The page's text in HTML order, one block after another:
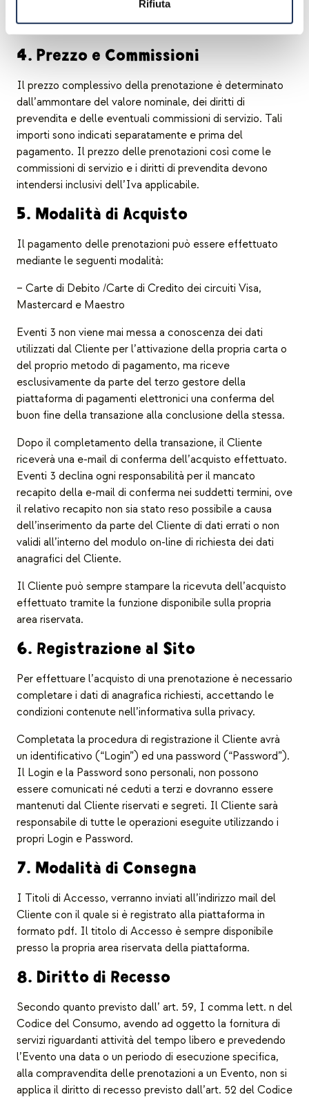
Rifiuta
Autorità, potrà in qualsiasi momento annullare una
prenotazione
4. Prezzo e Commissioni
Il prezzo complessivo della prenotazione è determinato
dall’ammontare del valore nominale, dei diritti di
prevendita e delle eventuali commissioni di servizio. Tali
importi sono indicati separatamente e prima del
pagamento. Il prezzo delle prenotazioni così come le
commissioni di servizio e i diritti di prevendita devono
intendersi inclusivi dell’Iva applicabile.
5. Modalità di Acquisto
Il pagamento delle prenotazioni può essere effettuato
mediante le seguenti modalità:
– Carte di Debito /Carte di Credito dei circuiti Visa,
Mastercard e Maestro
Eventi 3 non viene mai messa a conoscenza dei dati
utilizzati dal Cliente per l’attivazione della propria carta o
del proprio metodo di pagamento, ma riceve
esclusivamente da parte del terzo gestore della
piattaforma di pagamenti elettronici una conferma del
buon fine della transazione alla conclusione della stessa.
Dopo il completamento della transazione, il Cliente
riceverà una e-mail di conferma dell’acquisto effettuato.
Eventi 3 declina ogni responsabilità per il mancato
recapito della e-mail di conferma nei suddetti termini, ove
il relativo recapito non sia stato reso possibile a causa
dell’inserimento da parte del Cliente di dati errati o non
validi all’interno del modulo on-line di richiesta dei dati
anagrafici del Cliente.
Il Cliente può sempre stampare la ricevuta dell’acquisto
effettuato tramite la funzione disponibile sulla propria
area riservata.
6. Registrazione al Sito
Per effettuare l’acquisto di una prenotazione è necessario
completare i dati di anagrafica richiesti, accettando le
condizioni contenute nell’informativa sulla privacy.
Completata la procedura di registrazione il Cliente avrà
un identificativo (“Login”) ed una password (“Password”).
Il Login e la Password sono personali, non possono
essere comunicati né ceduti a terzi e dovranno essere
mantenuti dal Cliente riservati e segreti. Il Cliente sarà
responsabile di tutte le operazioni eseguite utilizzando i
propri Login e Password.
7. Modalità di Consegna
I Titoli di Accesso, verranno inviati all’indirizzo mail del
Cliente con il quale si è registrato alla piattaforma in
formato pdf. Il titolo di Accesso è sempre disponibile
presso la propria area riservata della piattaforma.
8. Diritto di Recesso
Secondo quanto previsto dall’ art. 59, I comma lett. n del
Codice del Consumo, avendo ad oggetto la fornitura di
servizi riguardanti attività del tempo libero e prevedendo
l’Evento una data o un periodo di esecuzione specifica,
alla compravendita delle prenotazioni a un Evento, non si
applica il diritto di recesso previsto dall’art. 52 del Codice